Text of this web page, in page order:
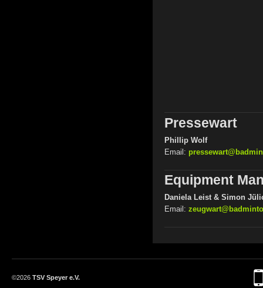
Pressewart
Phillip Wolf
Email:
Equipment
Daniela Leist & Simon
Email:
©2026 TSV Speyer e.V.